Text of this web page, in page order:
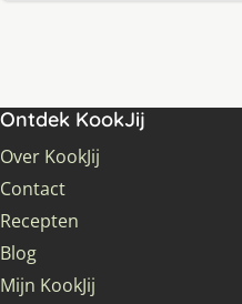
Ontdek KookJij
Over KookJij
Contact
Recepten
Blog
Mijn KookJij